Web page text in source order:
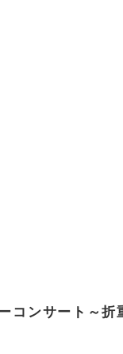
ンサート～折